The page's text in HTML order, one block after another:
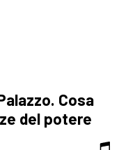
Cosa
del potere